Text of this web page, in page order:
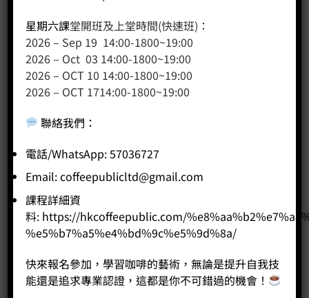
客戶服務
友站連結
產品分類
咖啡種類
星期六課堂開班及上堂時間(快速班)：
2026 – Sep 19 14:00-1800~19:00
2026 – Oct 03 14:00-1800~19:00
2026 – OCT 10 14:00-1800~19:00
2026 – OCT 1714:00-1800~19:00
聯絡我們 ：
電話/WhatsApp: 57036727
Email:coffeepublicltd@gmail.com
課程詳細資
料: https://hkcoffeepublic.com/
%e5%b7%a5%e4%bd%9c%e5%9d%8a/
快來報名參加，學習咖啡的藝術，無論是提升自我技
能還是追求專業認證，這都是你不可錯過的機會！